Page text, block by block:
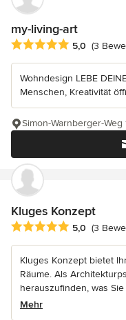
my-living-art
Durchschnittliche
5,0 (3
Wohndesign LEBE
Menschen, Kreativität
Simon-Warnberger-Weg
Kluges Konzept
Durchschnittliche
5,0 (3
Kluges Konzept bietet
Räume. Als
herauszufinden, was Sie
Mehr